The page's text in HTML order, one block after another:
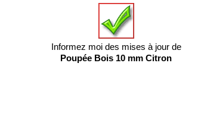
Informez moi des mises à jour de
Poupée Bois 10 mm Citron